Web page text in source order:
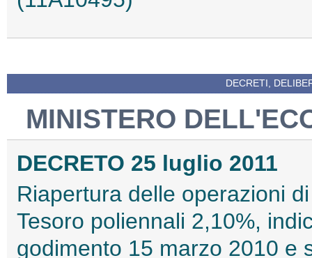
DECRETI,
MINISTERO
DECRETO 25 luglio 2011
Riapertura delle operazioni
Tesoro poliennali 2,10%,
godimento 15 marzo 2010 e